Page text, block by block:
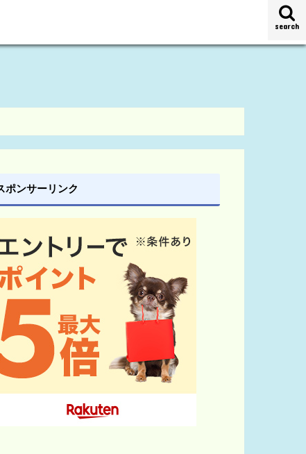
search
ポンサーリンク